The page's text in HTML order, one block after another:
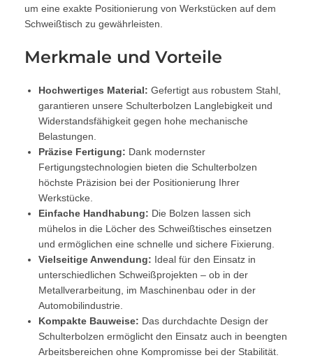
um eine exakte Positionierung von Werkstücken auf dem
Schweißtisch zu gewährleisten.
Merkmale und Vorteile
Hochwertiges Material: Gefertigt aus robustem Stahl,
garantieren unsere Schulterbolzen Langlebigkeit und
Widerstandsfähigkeit gegen hohe mechanische
Belastungen.
Präzise Fertigung: Dank modernster
Fertigungstechnologien bieten die Schulterbolzen
höchste Präzision bei der Positionierung Ihrer
Werkstücke.
Einfache Handhabung: Die Bolzen lassen sich
mühelos in die Löcher des Schweißtisches einsetzen
und ermöglichen eine schnelle und sichere Fixierung.
Vielseitige Anwendung: Ideal für den Einsatz in
unterschiedlichen Schweißprojekten – ob in der
Metallverarbeitung, im Maschinenbau oder in der
Automobilindustrie.
Kompakte Bauweise: Das durchdachte Design der
Schulterbolzen ermöglicht den Einsatz auch in beengten
Arbeitsbereichen ohne Kompromisse bei der Stabilität.